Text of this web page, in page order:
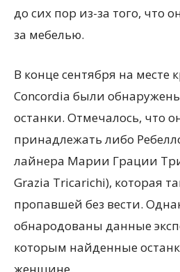
до сих пор из-за того, что
за мебелью.
В конце сентября на месте
Concordia были
останки. Отмечалось, что
принадлежать либо
лайнера Марии Грации
Grazia Tricarichi), которая
пропавшей без вести.
обнародованы данные
которым найденные